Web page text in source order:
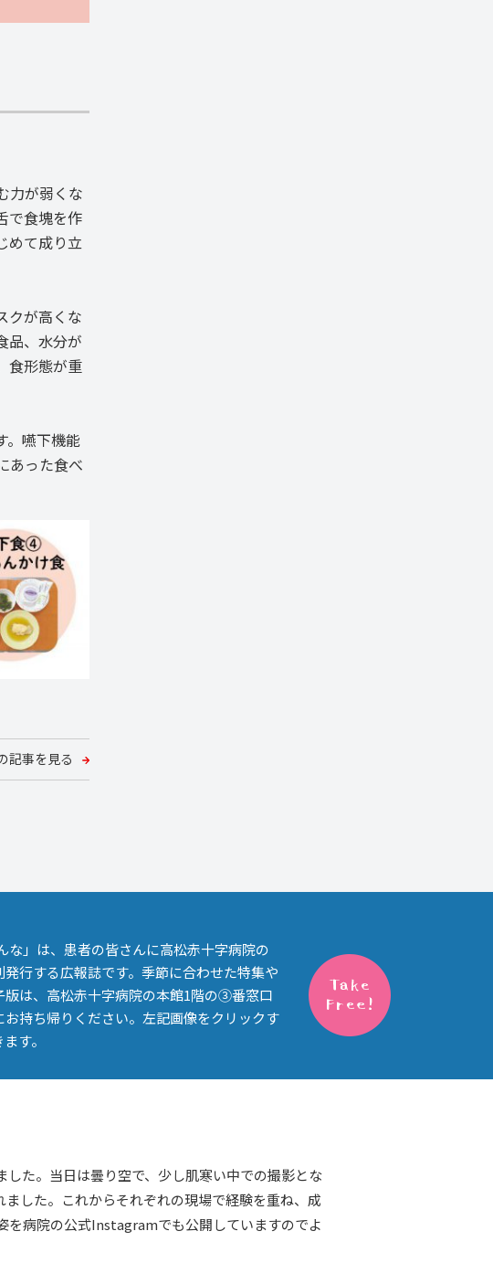
力が弱くな
で食塊を作
めて成り立
クが高くな
品、水分が
食形態が重
。嚥下機能
あった食べ
記事を見る
な」は、患者の皆さんに高松赤十字病院の
行する広報誌です。季節に合わせた特集や
は、高松赤十字病院の本館1階の③番窓口
持ち帰りください。左記画像をクリックす
す。
た。当日は曇り空で、少し肌寒い中での撮影とな
した。これからそれぞれの現場で経験を重ね、成
を病院の公式Instagramでも公開していますのでよ